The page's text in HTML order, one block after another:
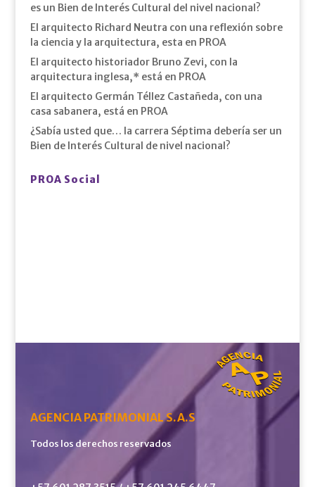
es un Bien de Interés Cultural del nivel nacional?
El arquitecto Richard Neutra con una reflexión sobre
la ciencia y la arquitectura, esta en PROA
El arquitecto historiador Bruno Zevi, con la
arquitectura inglesa,* está en PROA
El arquitecto Germán Téllez Castañeda, con una
casa sabanera, está en PROA
¿Sabía usted que… la carrera Séptima debería ser un
Bien de Interés Cultural de nivel nacional?
PROA Social
AGENCIA PATRIMONIAL S.A.S
Todos los derechos reservados